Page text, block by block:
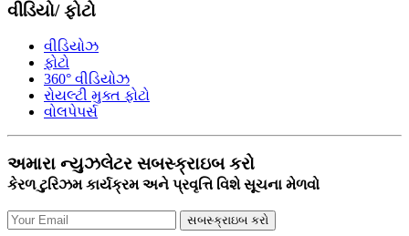
વીડિયો/ ફોટો
વીડિયોઝ
ફોટો
360° વીડિયોઝ
રોયલ્ટી મુક્ત ફોટો
વોલપેપર્સ
અમારા ન્યુઝલેટર સબસ્ક્રાઇબ કરો
કેરળ ટુરિઝમ કાર્યક્રમ અને પ્રવૃત્તિ વિશે સૂચના મેળવો
સબસ્ક્રાઇબ કરો